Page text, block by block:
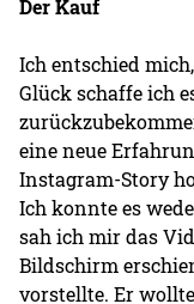
Der Kauf
Ich entschied
Glück schaffe ich
eine neue
Instagram-Story
Ich konnte es
sah ich mir das
Bildschirm
vorstellte. Er